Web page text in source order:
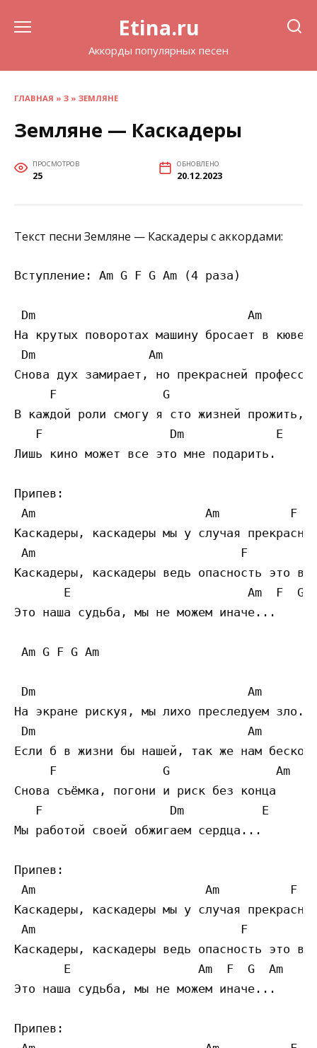
Etina.ru
Аккорды популярных песен
ГЛАВНАЯ » З » ЗЕМЛЯНЕ
Земляне — Каскадеры
ПРОСМОТРОВ
25
ОБНОВЛЕНО
20.12.2023
Текст песни Земляне — Каскадеры с аккордами:
Вступление: Am G F G Am (4 раза)
Dm                              Am
На крутых поворотах машину бросает в
Dm                Am
Снова дух замирает, но прекрасней
F               G
В каждой роли смогу я сто жизней
   F                  Dm             E
Лишь кино может все это мне подарить.
Припев:
Am                        Am
Каскадеры, каскадеры мы у случая
Am                             F
Каскадеры, каскадеры ведь опасность это
E                         Am  F  G
Это наша судьба, мы не можем иначе...
Am G F G Am
Dm                              Am
На экране рискуя, мы лихо преследуем
Dm                              Am
Если б в жизни бы нашей, так же нам
     F               G               Am
Снова съёмка, погони и риск без конца
   F                  Dm           E
Мы работой своей обжигаем сердца...
Припев:
Am                        Am
Каскадеры, каскадеры мы у случая
Am                             F
Каскадеры, каскадеры ведь опасность это
       E                  Am  F  G  Am
Это наша судьба, мы не можем иначе...
Припев: